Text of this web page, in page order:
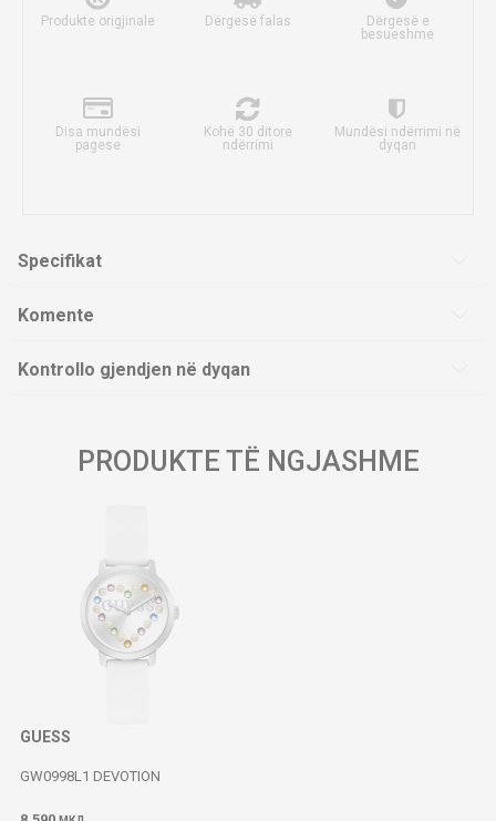
Produkte origjinale Dërgesë falas
Dërgesë e
besueshme
Disa mundësi
pagese
Kohë 30 ditore
ndërrimi
Mundësi ndërrimi në
dyqan
Specifikat
Komente
Kontrollo gjendjen në dyqan
PRODUKTE TË NGJASHME
GUESS
GW0998L1 DEVOTION